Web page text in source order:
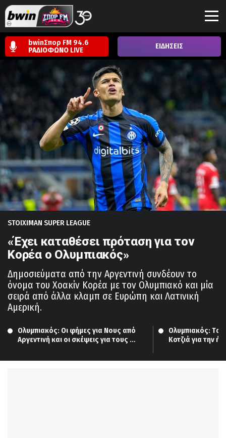
bwinΣπορ FM 94.6
ΡΑΔΙΟΦΩΝΟ LIVE ΕΙΔΗΣΕΙΣ
STOIXIMAN SUPER LEAGUE
«Έχει καταθέσει πρόταση για τον
Κορέα ο Ολυμπιακός»
Δημοσιεύματα από την Αργεντινή συνδέουν το
όνομα του Χοακίν Κορέα με τον Ολυμπιακό και μία
σειρά από άλλα κλαμπ σε Ευρώπη και Λατινική
Αμερική.
Ολυμπιακός: Οι φήμες για Νους από
Αργεντινή και οι σκέψεις για τους
Ολυμπιακός: Tα
Κοτζιά για την